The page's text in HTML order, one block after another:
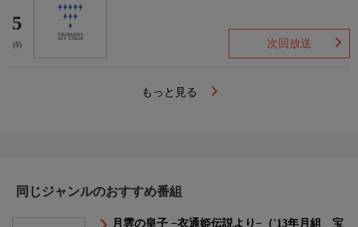
5
(8) 次回放送
もっと見る
同じジャンルのおすすめ番組
月雲の皇子 −衣通姫伝説より−（'13年月組 宝